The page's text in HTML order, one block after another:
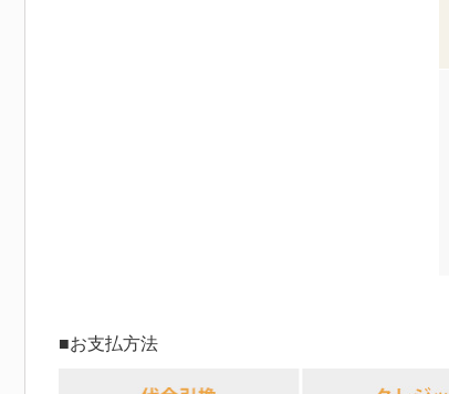
■お支払方法